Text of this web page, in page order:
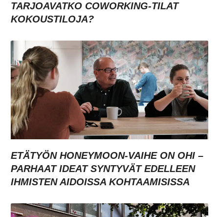
TARJOAVATKO COWORKING-TILAT
KOKOUSTILOJA?
ETÄTYÖN HONEYMOON-VAIHE ON OHI –
PARHAAT IDEAT SYNTYVÄT EDELLEEN
IHMISTEN AIDOISSA KOHTAAMISISSA